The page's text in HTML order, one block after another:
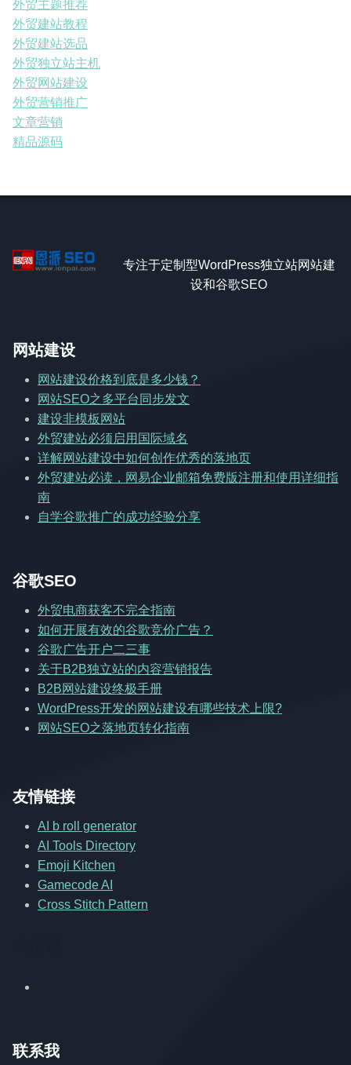
外贸主题推荐
外贸建站教程
外贸建站选品
外贸独立站主机
外贸网站建设
外贸营销推广
文章营销
精品源码
专注于定制型WordPress独立站网站建
设和谷歌SEO
网站建设
网站建设价格到底是多少钱？
网站SEO之多平台同步发文
建设非模板网站
外贸建站必须启用国际域名
详解网站建设中如何创作优秀的落地页
外贸建站必读，网易企业邮箱免费版注册和使用详细指
南
自学谷歌推广的成功经验分享
谷歌SEO
外贸电商获客不完全指南
如何开展有效的谷歌竞价广告？
谷歌广告开户二三事
关于B2B独立站的内容营销报告
B2B网站建设终极手册
WordPress开发的网站建设有哪些技术上限?
网站SEO之落地页转化指南
友情链接
AI b roll generator
AI Tools Directory
Emoji Kitchen
Gamecode AI
Cross Stitch Pattern
联系我